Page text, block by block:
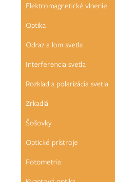
Elektromagnetické vlnenie
Optika
Odraz a lom svetla
Interferencia svetla
Rozklad a polarizácia svetla
Zrkadlá
Šošovky
Optické prístroje
Fotometria